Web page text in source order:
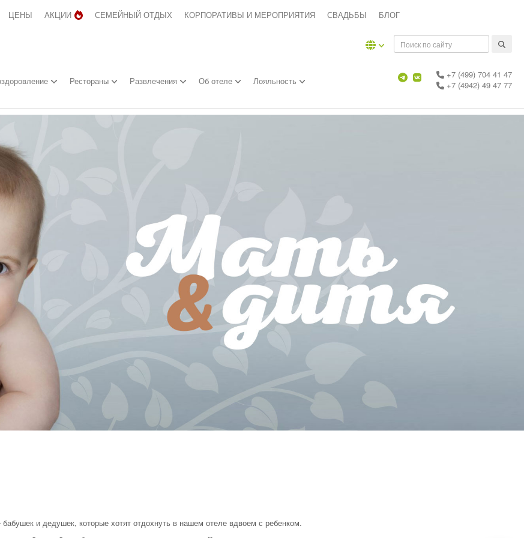
ЦЕНЫ АКЦИИ СЕМЕЙНЫЙ ОТДЫХ КОРПОРАТИВЫ И МЕРОПРИЯТИЯ СВАДЬБЫ БЛОГ
Рестораны Развлечения Об отеле Лояльность
+7 (499) 704 41 47
+7 (4942) 49 47 77
и дедушек, которые хотят отдохнуть в нашем отеле вдвоем с ребенком.